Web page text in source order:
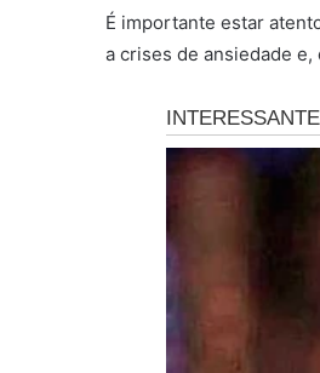
É importante estar
a crises de ansiedade e,